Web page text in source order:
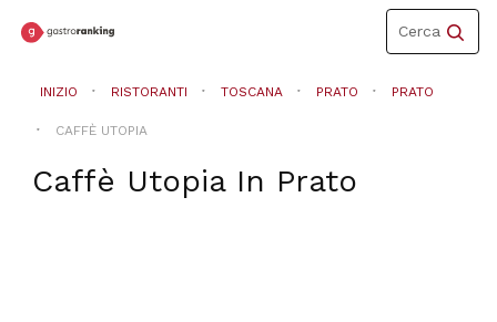
Toggle
navigation
Cerca
INIZIO RISTORANTI TOSCANA PRATO PRATO
CAFFÈ UTOPIA
Caffè UtopiaIn Prato